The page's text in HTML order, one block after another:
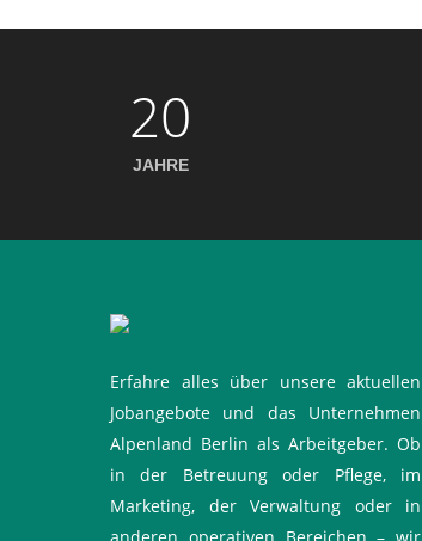
20
JAHRE
Erfahre alles über unsere aktuellen
Jobangebote und das Unternehmen
Alpenland Berlin als Arbeitgeber. Ob
in der Betreuung oder Pflege, im
Marketing, der Verwaltung oder in